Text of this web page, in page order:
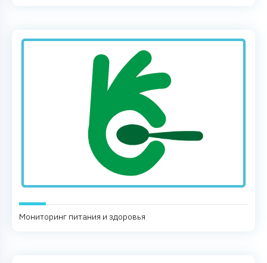
Мониторинг питания и здоровья